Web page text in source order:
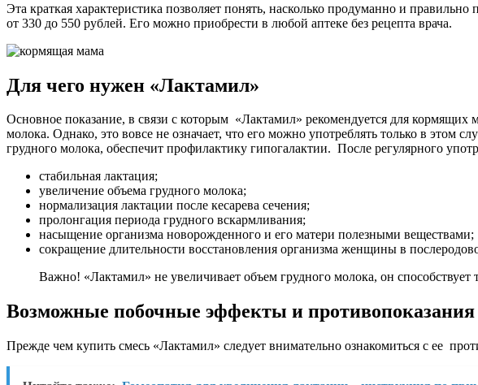
Эта краткая характеристика позволяет понять, насколько продуманно и
от 330 до 550 рублей. Его можно приобрести в любой аптеке без рецепта врача.
Для чего нужен «Лактамил»
Основное показание, в связи с которым «Лактамил» рекомендуется для
молока. Однако, это вовсе не означает, что его можно употреблять только в этом
грудного молока, обеспечит профилактику гипогалактии. После регулярного
стабильная лактация;
увеличение объема грудного молока;
нормализация лактации после кесарева сечения;
пролонгация периода грудного вскармливания;
насыщение организма новорожденного и его матери полезными веществами;
сокращение длительности восстановления организма женщины в
Важно! «Лактамил» не увеличивает объем грудного молока, он способствует
Возможные побочные эффекты и противопоказания
Прежде чем купить смесь «Лактамил» следует внимательно ознакомиться с ее